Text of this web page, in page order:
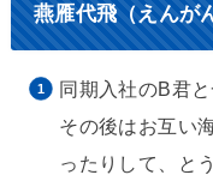
燕雁代飛（えんが
同期入社のB君
その後はお互い
ったりして、と